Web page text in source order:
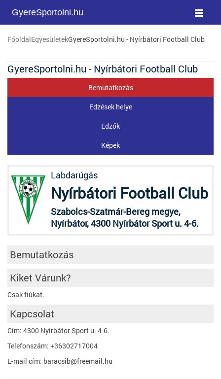
GyereSportolni.hu
FőoldalEgyesületekGyereSportolni.hu - Nyírbátori Football Club
GyereSportolni.hu - Nyírbátori Football Club
Bemutatkozás
Edzések helye
Edzők
Képek
Labdarúgás
Nyírbátori Football Club
Szabolcs-Szatmár-Bereg megye,
Nyírbátor, 4300 Nyírbátor Sport u. 4-6.
Bemutatkozás
Kiket Várunk?
Csak fiúkat.
Kapcsolat
Cím: 4300 Nyírbátor Sport u. 4-6.
Telefonszám: +36302717004
E-mail cím: baracsib@freemail.hu